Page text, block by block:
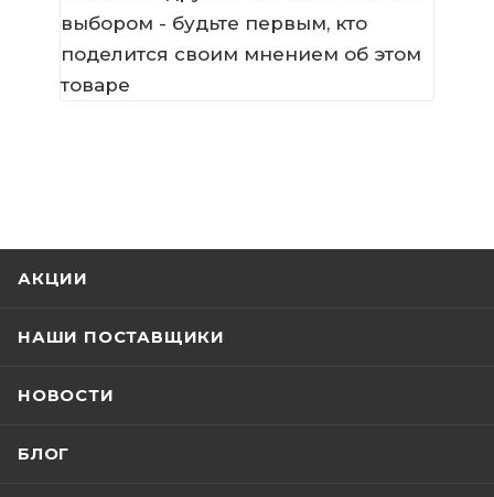
выбором - будьте первым, кто
поделится своим мнением об этом
товаре
АКЦИИ
НАШИ ПОСТАВЩИКИ
НОВОСТИ
БЛОГ